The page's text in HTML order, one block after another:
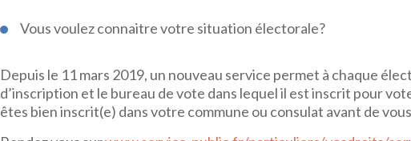
Vous voulez connaitre votre situation électorale?
Depuis le 11 mars 2019, un nouveau service permet à chaque
d’inscription et le bureau de vote dans lequel il est inscrit pour
êtes bien inscrit(e) dans votre commune ou consulat avant de